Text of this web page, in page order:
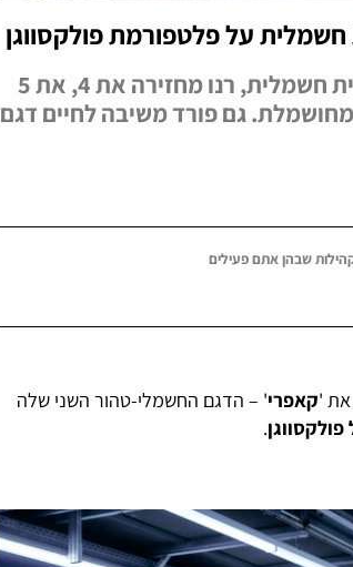
חשמלית על פלטפורמת פולקסווגן
פיאט החזירה את צ'ינקווצ'נטו כמכונית חשמלית, רנו מחזירה את 4, את 5
מחושמלת. גם פורד משיבה לחיים דגם
שבהן אתם פעילים
'קאפרי' – הדגם החשמלי-טהור השני שלה
.